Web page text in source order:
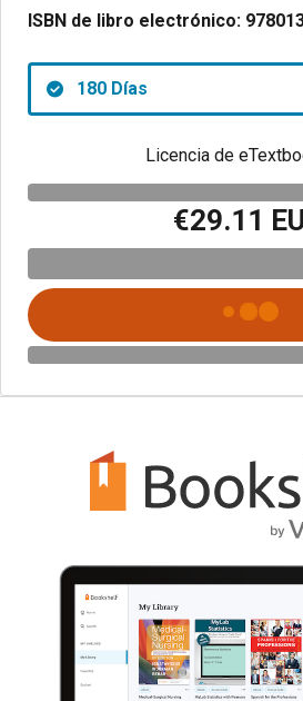
ISBN de libro electrónico:
180 Días
Licencia de
€29.11